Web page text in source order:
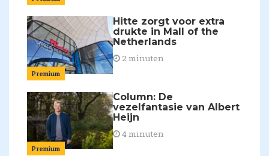
Premium
Hitte zorgt voor extra
drukte in Mall of the
Netherlands
2 minuten
Premium
Column: De
vezelfantasie van Albert
Heijn
4 minuten